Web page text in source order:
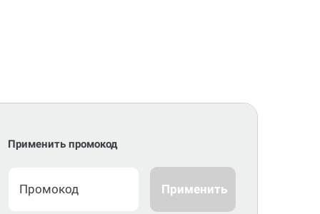
Применить промокод
Применить